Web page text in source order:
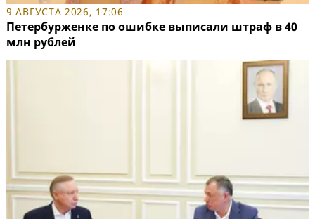
9 АВГУСТА 2026, 17:06
Петербурженке по ошибке выписали штраф в 40
млн рублей